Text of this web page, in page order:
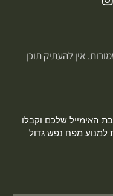
אין להעתיק תוכן
האימייל שלכם וקבלו
למנוע מפח נפש גדול